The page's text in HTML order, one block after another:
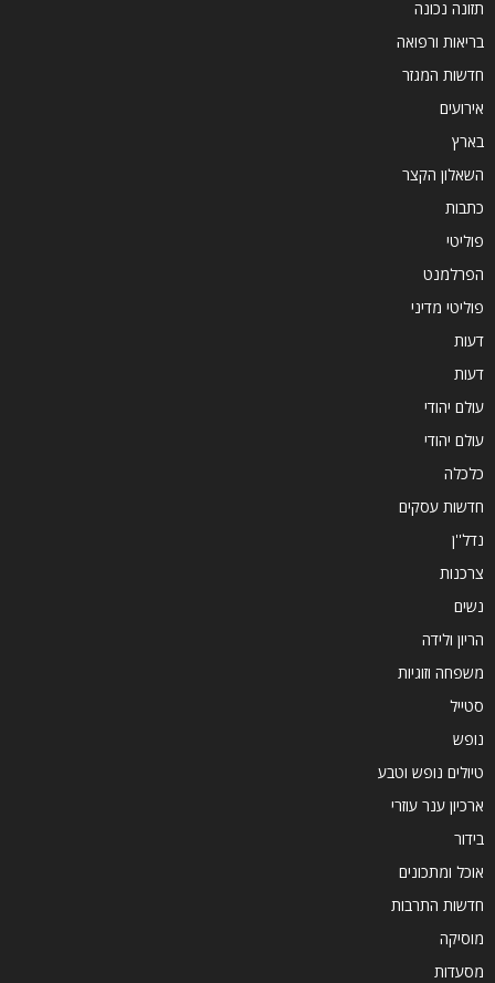
תזונה נכונה
בריאות ורפואה
חדשות המגזר
אירועים
בארץ
השאלון הקצר
כתבות
פוליטי
הפרלמנט
פוליטי מדיני
דעות
דעות
עולם יהודי
עולם יהודי
כלכלה
חדשות עסקים
נדל''ן
צרכנות
נשים
הריון ולידה
משפחה וזוגיות
סטייל
נופש
טיולים נופש וטבע
ארכיון ענר עוזרי
בידור
אוכל ומתכונים
חדשות התרבות
מוסיקה
מסעדות